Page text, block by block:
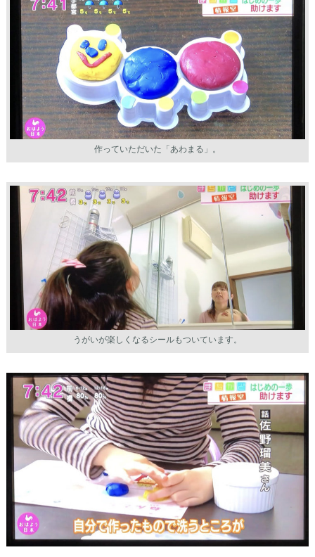
作っていただいた「あわまる」。
うがいが楽しくなるシールもついています。